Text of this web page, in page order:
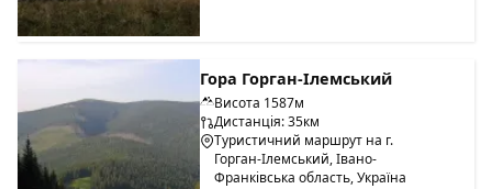
Гора Горган-Ілемський
Висота 1587м
Дистанція: 35км
Туристичний маршрут на г.
Горган-Ілемський, Івано-
Франківська область, Україна